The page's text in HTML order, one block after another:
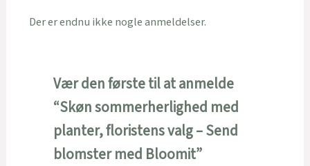
Der er endnu ikke nogle anmeldelser.
Vær den første til at anmelde
“Skøn sommerherlighed med
planter, floristens valg – Send
blomster med Bloomit”